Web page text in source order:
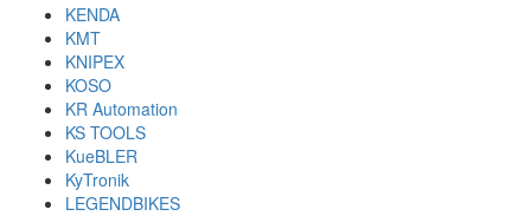
KENDA
KMT
KNIPEX
KOSO
KR Automation
KS TOOLS
KueBLER
KyTronik
LEGENDBIKES